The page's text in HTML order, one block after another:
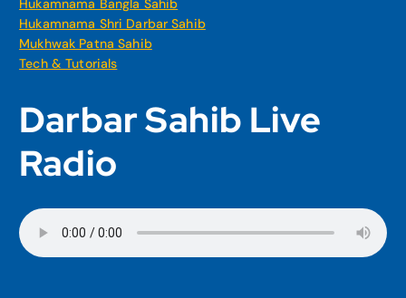
Hukamnama Bangla Sahib
Hukamnama Shri Darbar Sahib
Mukhwak Patna Sahib
Tech & Tutorials
Darbar Sahib Live
Radio